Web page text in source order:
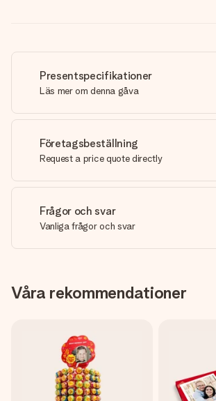
Presentspecifikationer
Läs mer om denna gåva
Företagsbeställning
Request a price quote directly
Frågor och svar
Vanliga frågor och svar
Våra rekommendationer